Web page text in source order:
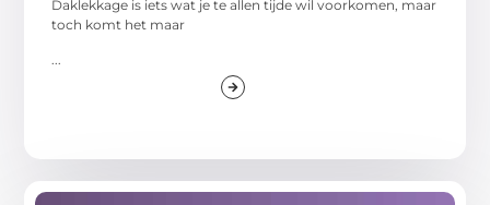
Daklekkage is iets wat je te allen tijde wil voorkomen, maar
toch komt het maar
...